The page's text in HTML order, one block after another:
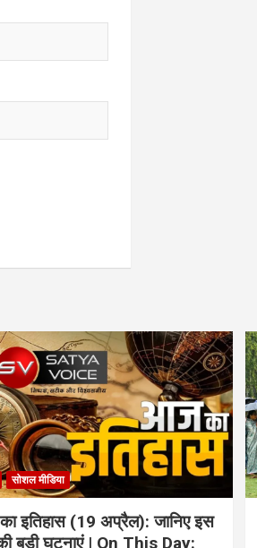
सोशल मीडिया
इतिहास (19 अप्रैल): जानिए इस
बड़ी घटनाएं | On This Day: